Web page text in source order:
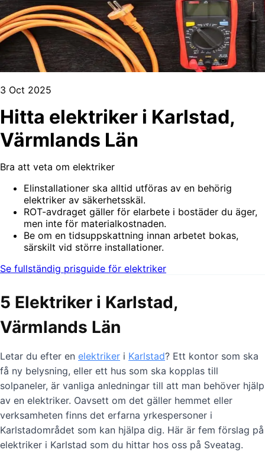
3 Oct 2025
Hitta elektriker i Karlstad,
Värmlands Län
Bra att veta om elektriker
Elinstallationer ska alltid utföras av en behörig
elektriker av säkerhetsskäl.
ROT-avdraget gäller för elarbete i bostäder du äger,
men inte för materialkostnaden.
Be om en tidsuppskattning innan arbetet bokas,
särskilt vid större installationer.
Se fullständig prisguide för elektriker
5 Elektriker i Karlstad,
Värmlands Län
Letar du efter en elektriker i Karlstad? Ett kontor som ska
få ny belysning, eller ett hus som ska kopplas till
solpaneler, är vanliga anledningar till att man behöver hjälp
av en elektriker. Oavsett om det gäller hemmet eller
verksamheten finns det erfarna yrkespersoner i
Karlstadområdet som kan hjälpa dig. Här är fem förslag på
elektriker i Karlstad som du hittar hos oss på Sveatag.